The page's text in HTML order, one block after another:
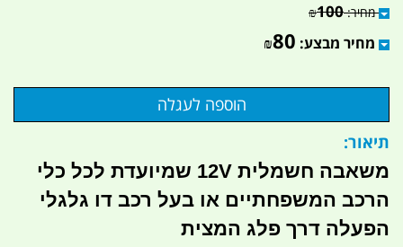
מחיר: ₪100
מחיר מבצע: ₪80
תיאור:
משאבה חשמלית 12V שמיועדת לכל כלי
הרכב המשפחתיים או בעל רכב דו גלגלי
הפעלה דרך פלג המצית